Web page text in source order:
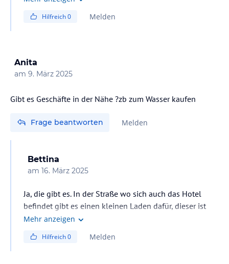
Hilfreich0 Melden
Anita
am 9. März 2025
Gibt es Geschäfte in der Nähe ?zb zum Wasser kaufen
Frage beantworten Melden
Bettina
am 16. März 2025
Ja, die gibt es. In der Straße wo sich auch das Hotel
befindet gibt es einen kleinen Laden dafür, dieser ist
eher für Touristen. Ca. 10 bis 15 Minuten zu Fuß findet
mit Bäckerei in dem die Einheimischen einkaufen
Mehr anzeigen
Hilfreich0 Melden